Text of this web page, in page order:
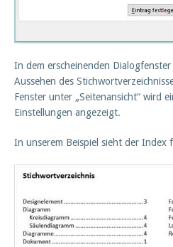
In dem erscheinenden
Aussehen des
Fenster unter „Seitenansicht“ wird
Einstellungen angezeigt.
In unserem Beispiel sieht der Index